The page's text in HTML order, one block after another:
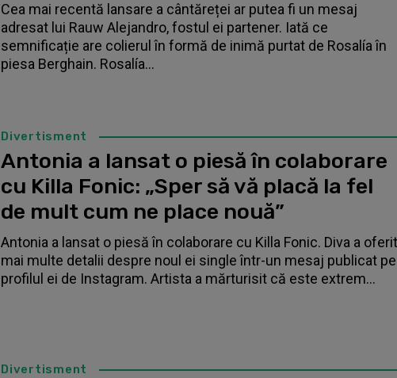
Cea mai recentă lansare a cântăreței ar putea fi un mesaj
adresat lui Rauw Alejandro, fostul ei partener. Iată ce
semnificație are colierul în formă de inimă purtat de Rosalía în
piesa Berghain. Rosalía...
Divertisment
Antonia a lansat o piesă în colaborare
cu Killa Fonic: „Sper să vă placă la fel
de mult cum ne place nouă”
Antonia a lansat o piesă în colaborare cu Killa Fonic. Diva a oferit
mai multe detalii despre noul ei single într-un mesaj publicat pe
profilul ei de Instagram. Artista a mărturisit că este extrem...
Divertisment